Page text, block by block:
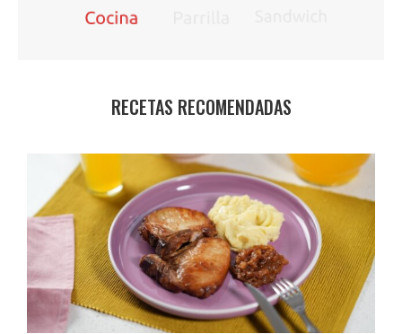
RECETAS RECOMENDADAS